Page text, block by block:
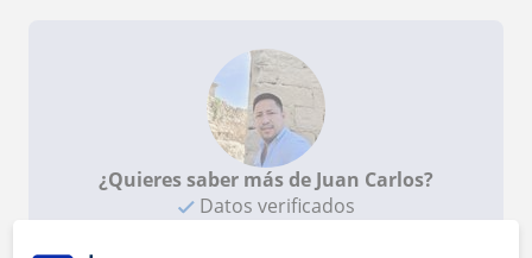
¿Quieres saber más de Juan Carlos?
Datos verificados